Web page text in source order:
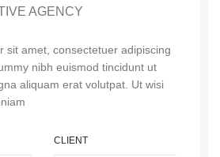
AGENCY
sit amet, consectetuer adipiscing
nibh euismod tincidunt ut
aliquam erat volutpat. Ut wisi
CLIENT